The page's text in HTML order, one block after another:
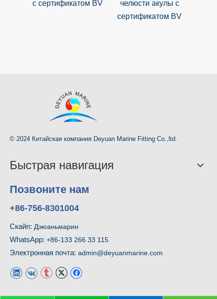
с сертификатом BV
челюсти акулы с
сертификатом BV
© 2024 Китайская компания Deyuan Marine Fitting Co.,ltd.
Быстрая навигация
Позвоните нам
+86-756-8301004
Скайп: Дэюаньмарин
WhatsApp: +86-133 266 33 115
Электронная почта: admin@deyuanmarine.com